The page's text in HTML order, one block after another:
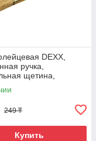
DEXX,
ручка,
щетина,
упаковка,
249 ₸
Купить